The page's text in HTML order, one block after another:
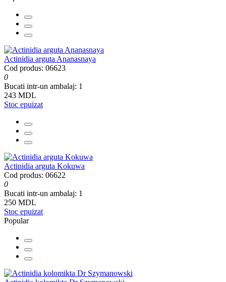
Actinidia arguta Ananasnaya
Cod produs: 06623
0
Bucati intr-un ambalaj: 1
243 MDL
Stoc epuizat
Actinidia arguta Kokuwa
Cod produs: 06622
0
Bucati intr-un ambalaj: 1
250 MDL
Stoc epuizat
Popular